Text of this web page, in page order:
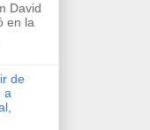
David
en la
de
a